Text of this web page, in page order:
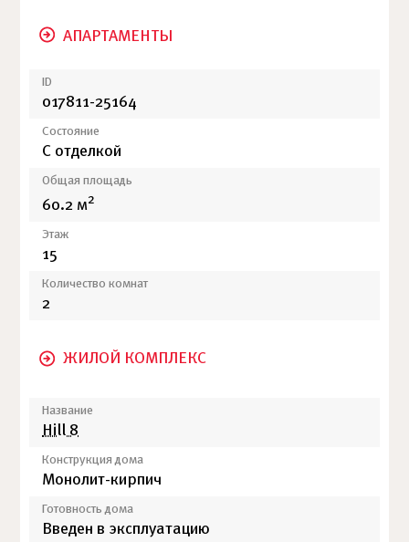
АПАРТАМЕНТЫ
ID
017811-25164
Состояние
С отделкой
Общая площадь
60.2 м2
Этаж
15
Количество комнат
2
ЖИЛОЙ КОМПЛЕКС
Название
Hill 8
Конструкция дома
Монолит-кирпич
Готовность дома
Введен в эксплуатацию